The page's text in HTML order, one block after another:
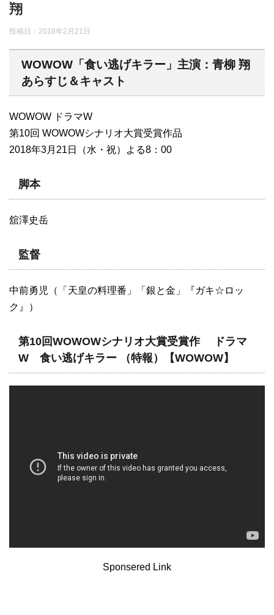
翔
投稿日： 2018年2月21日
WOWOW「食い逃げキラー」主演：青柳 翔
あらすじ＆キャスト
WOWOW ドラマW
第10回 WOWOWシナリオ大賞受賞作品
2018年3月21日（水・祝）よる8：00
脚本
舘澤史岳
監督
中前勇児（「天皇の料理番」「銀と金」『ガキ☆ロッ
ク』）
第10回WOWOWシナリオ大賞受賞作 ドラマ
W 食い逃げキラー （特報）【WOWOW】
Sponsered Link